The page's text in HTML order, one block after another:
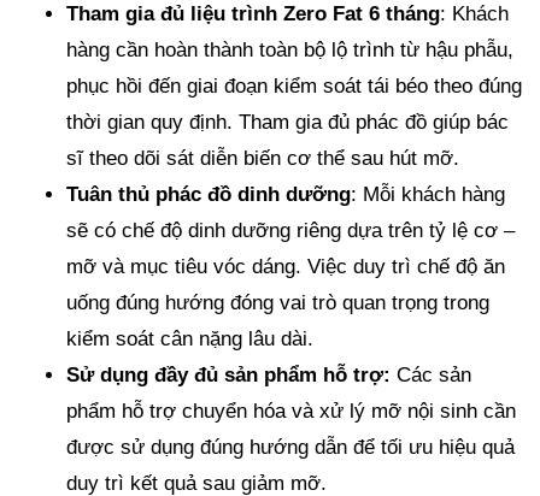
Tham gia đủ liệu trình Zero Fat 6 tháng: Khách
hàng cần hoàn thành toàn bộ lộ trình từ hậu phẫu,
phục hồi đến giai đoạn kiểm soát tái béo theo đúng
thời gian quy định. Tham gia đủ phác đồ giúp bác
sĩ theo dõi sát diễn biến cơ thể sau hút mỡ.
Tuân thủ phác đồ dinh dưỡng: Mỗi khách hàng
sẽ có chế độ dinh dưỡng riêng dựa trên tỷ lệ cơ –
mỡ và mục tiêu vóc dáng. Việc duy trì chế độ ăn
uống đúng hướng đóng vai trò quan trọng trong
kiểm soát cân nặng lâu dài.
Sử dụng đầy đủ sản phẩm hỗ trợ: Các sản
phẩm hỗ trợ chuyển hóa và xử lý mỡ nội sinh cần
được sử dụng đúng hướng dẫn để tối ưu hiệu quả
duy trì kết quả sau giảm mỡ.